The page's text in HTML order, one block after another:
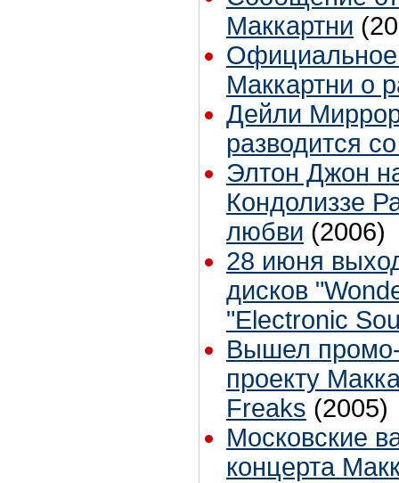
Маккартни
Официальное
Маккартни о
Дейли
разводится
Элтон Джон
Кондолиззе
любви (2006)
28 июня
дисков
"Electronic
Вышел
проекту
Freaks (2005)
Московские
концерта